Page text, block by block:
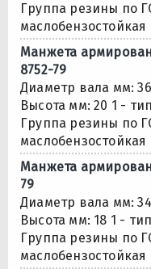
Группа резины по
Манжета
8752-79
Диаметр вала мм:
Высота мм: 20 1 -
Группа резины по
Манжета
79
Диаметр вала мм:
Высота мм: 18 1 -
Группа резины по